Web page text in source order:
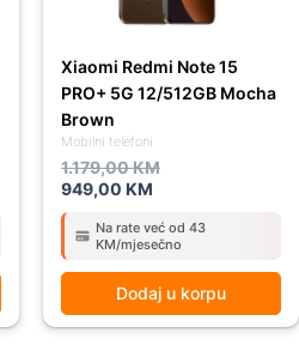
Mobilni telefoni
Xiaomi Redmi Note 15
PRO+ 5G 12/512GB Mocha
Brown
1.179,00KM
949,00 KM
Na rate već od 43
KM/mjesečno
Dodaj u korpu